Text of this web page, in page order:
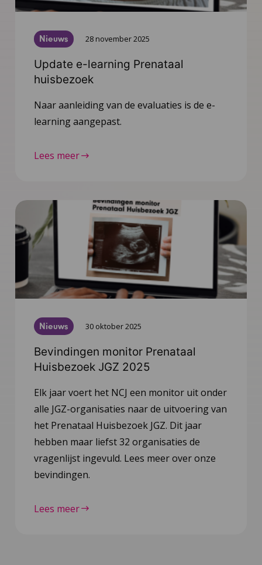
Nieuws 28 november 2025
Update e-learning Prenataal
huisbezoek
Naar aanleiding van de evaluaties is de e-
learning aangepast.
Lees meer
Nieuws 30 oktober 2025
Bevindingen monitor Prenataal
Huisbezoek JGZ 2025
Elk jaar voert het NCJ een monitor uit onder
alle JGZ-organisaties naar de uitvoering van
het Prenataal Huisbezoek JGZ. Dit jaar
hebben maar liefst 32 organisaties de
vragenlijst ingevuld. Lees meer over onze
bevindingen.
Lees meer